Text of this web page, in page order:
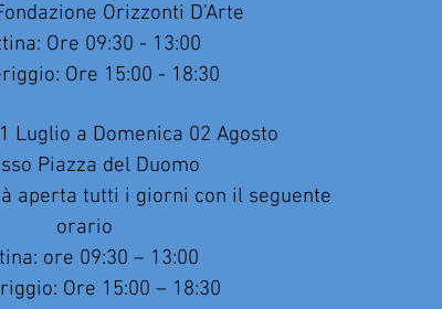
Orizzonti D'Arte
Ore 09:30 - 13:00
Ore 15:00 - 18:30
Luglio a Domenica 02 Agosto
Piazza del Duomo
aperta tutti i giorni con il seguente
orario
ore 09:30 – 13:00
Ore 15:00 – 18:30